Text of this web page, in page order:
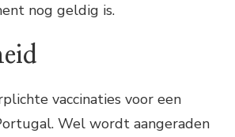
nog geldig is.
vaccinaties voor een
Wel wordt aangeraden